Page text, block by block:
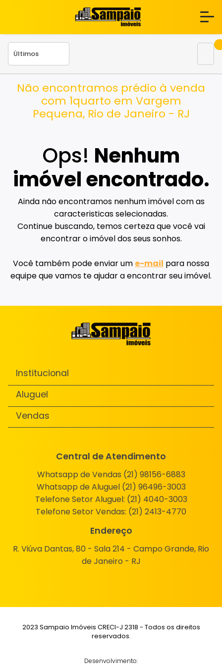
Não encontramos prédio à venda
com 1quarto em Vargem
Pequena, Rio de Janeiro - RJ
Ops! Nenhum
imóvel encontrado.
Ainda não encontramos nenhum imóvel com as
caracteristicas selecionadas.
Continue buscando, temos certeza que você vai
encontrar o imóvel dos seus sonhos.
Você também pode enviar um e-mail para nossa
equipe que vamos te ajudar a encontrar seu imóvel.
Institucional
Aluguel
Vendas
Central de Atendimento
Whatsapp de Vendas (21) 98156-6883
Whatsapp de Aluguel (21) 96496-3003
Telefone Setor Aluguel: (21) 4040-3003
Telefone Setor Vendas: (21) 2413-4770
Endereço
R. Viúva Dantas, 80 - Sala 214 - Campo Grande, Rio
de Janeiro - RJ
2023 Sampaio Imóveis CRECI-J 2318 - Todos os direitos
reservados.
Desenvolvimento: